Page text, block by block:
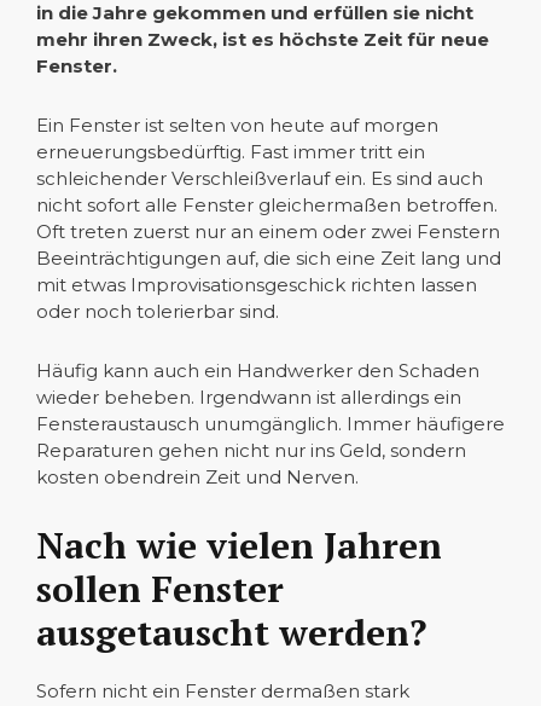
in die Jahre gekommen und erfüllen sie nicht
mehr ihren Zweck, ist es höchste Zeit für neue
Fenster.
Ein Fenster ist selten von heute auf morgen
erneuerungsbedürftig. Fast immer tritt ein
schleichender Verschleißverlauf ein. Es sind auch
nicht sofort alle Fenster gleichermaßen betroffen.
Oft treten zuerst nur an einem oder zwei Fenstern
Beeinträchtigungen auf, die sich eine Zeit lang und
mit etwas Improvisationsgeschick richten lassen
oder noch tolerierbar sind.
Häufig kann auch ein Handwerker den Schaden
wieder beheben. Irgendwann ist allerdings ein
Fensteraustausch unumgänglich. Immer häufigere
Reparaturen gehen nicht nur ins Geld, sondern
kosten obendrein Zeit und Nerven.
Nach wie vielen Jahren
sollen Fenster
ausgetauscht werden?
Sofern nicht ein Fenster dermaßen stark